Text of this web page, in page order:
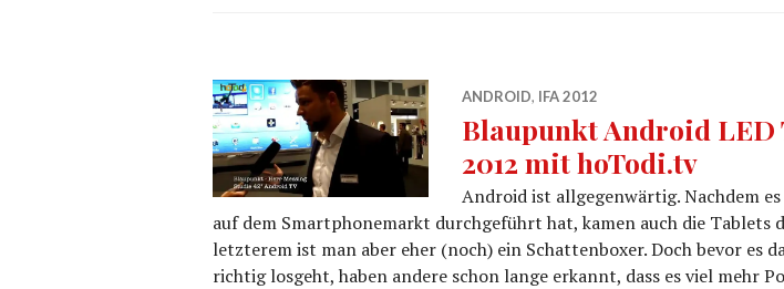
ANDROID, IFA 2012
Blaupunkt Android LED
2012 mit hoTodi.tv
Android ist allgegenwärtig. Nachdem es
auf dem Smartphonemarkt durchgeführt hat, kamen auch die Tablets
letzterem ist man aber eher (noch) ein Schattenboxer. Doch bevor es
richtig losgeht, haben andere schon lange erkannt, dass es viel mehr